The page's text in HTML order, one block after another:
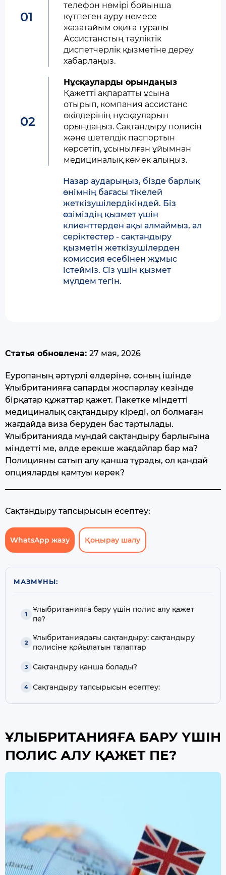
01
телефон нөмірі бойынша
күтпеген ауру немесе
жазатайым оқиға туралы
Ассистанстың тәуліктік
диспетчерлік қызметіне дереу
хабарлаңыз.
02
Нұсқауларды орындаңыз
Қажетті ақпаратты ұсына
отырып, компания ассистанс
өкілдерінің нұсқауларын
орындаңыз. Сақтандыру полисiн
және шетелдiк паспортын
көрсетiп, ұсынылған ұйымнан
медициналық көмек алыңыз.
Назар аударыңыз, бізде барлық
өнімнің бағасы тікелей
жеткізушілердікіндей. Біз
өзіміздің қызмет үшін
клиенттерден ақы алмаймыз, ал
серіктестер - сақтандыру
қызметін жеткізушілерден
комиссия есебінен жұмыс
істейміз. Сіз үшін қызмет
мүлдем тегін.
Статья обновлена: 27 мая, 2026
Еуропаның әртүрлі елдеріне, соның ішінде
Ұлыбританияға сапарды жоспарлау кезінде
бірқатар құжаттар қажет. Пакетке міндетті
медициналық сақтандыру кіреді, ол болмаған
жағдайда виза беруден бас тартылады.
Ұлыбританияда мұндай сақтандыру барлығына
міндетті ме, әлде ерекше жағдайлар бар ма?
Полицияны сатып алу қанша тұрады, ол қандай
опцияларды қамтуы керек?
Сақтандыру тапсырысын есептеу:
WhatsApp жазу Қоңырау шалу
МАЗМҰНЫ:
Ұлыбританияға бару үшін полис алу қажет
пе?
Ұлыбританиядағы сақтандыру: сақтандыру
полисіне қойылатын талаптар
Сақтандыру қанша болады?
Сақтандыру тапсырысын есептеу:
ҰЛЫБРИТАНИЯҒА БАРУ ҮШІН
ПОЛИС АЛУ ҚАЖЕТ ПЕ?